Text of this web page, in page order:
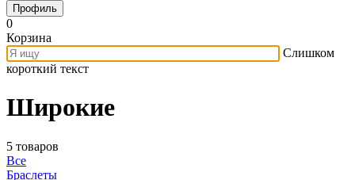
Профиль
0
Корзина
Слишком
короткий текст
Широкие
5 товаров
Все
Браслеты